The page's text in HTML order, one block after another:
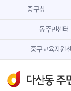
중구청
동주민센터
중구교육지원